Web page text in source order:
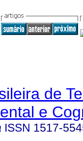
de
e
ISSN 1517-